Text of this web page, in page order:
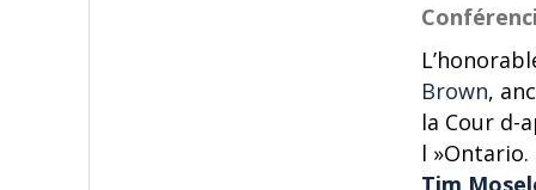
Brown,
la Cour d-
l »Ontario.
Tim